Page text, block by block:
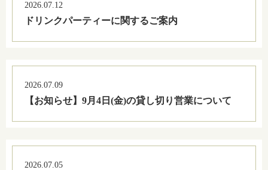
2026.07.12
ドリンクパーティーに関するご案内
2026.07.09
【お知らせ】9月4日(金)の貸し切り営業について
2026.07.05